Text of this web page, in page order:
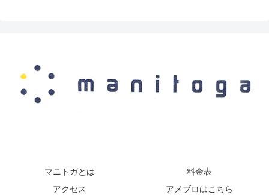
マニトガとは
料金表
アクセス
アメブロはこちら